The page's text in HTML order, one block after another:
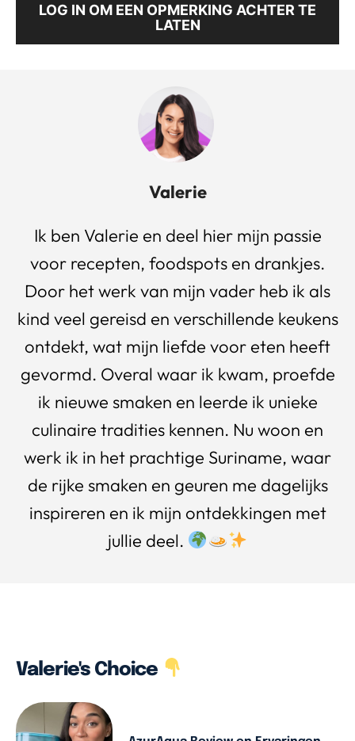
LOG IN OM EEN OPMERKING ACHTER TE
LATEN
Valerie
Ik ben Valerie en deel hier mijn passie
voor recepten, foodspots en drankjes.
Door het werk van mijn vader heb ik als
kind veel gereisd en verschillende keukens
ontdekt, wat mijn liefde voor eten heeft
gevormd. Overal waar ik kwam, proefde
ik nieuwe smaken en leerde ik unieke
culinaire tradities kennen. Nu woon en
werk ik in het prachtige Suriname, waar
de rijke smaken en geuren me dagelijks
inspireren en ik mijn ontdekkingen met
jullie deel.
Valerie's Choice